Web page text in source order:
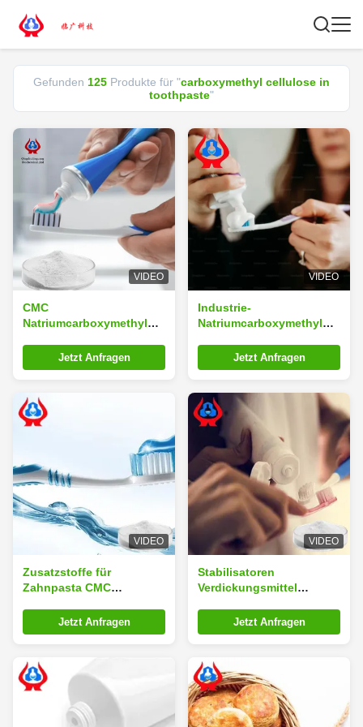
Gefunden 125 Produkte für "carboxymethyl cellulose in
toothpaste"
VIDEO
CMC
Natriumcarboxymethyl
Zusatzstoffe Pulver
Jetzt Anfragen
VIDEO
Industrie-
Natriumcarboxymethyl
Zusatzstoff in Zahnpasta
Jetzt Anfragen
VIDEO
Zusatzstoffe für
Zahnpasta CMC
Natriumcarboxymethylcellulose
Jetzt Anfragen
VIDEO
Stabilisatoren
Verdickungsmittel
Zellulose Gum of Paste
Jetzt Anfragen